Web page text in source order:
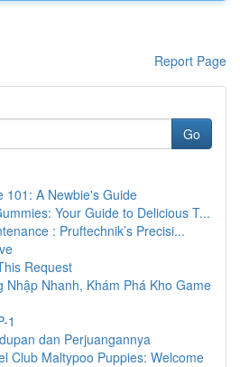
Report Page
Go
101: A Newbie's Guide
Your Guide to Delicious T...
: Pruftechnik’s Precisi...
Request
Nhập Nhanh, Khám Phá Kho Game
1
dan Perjuangannya
Club Maltypoo Puppies: Welcome